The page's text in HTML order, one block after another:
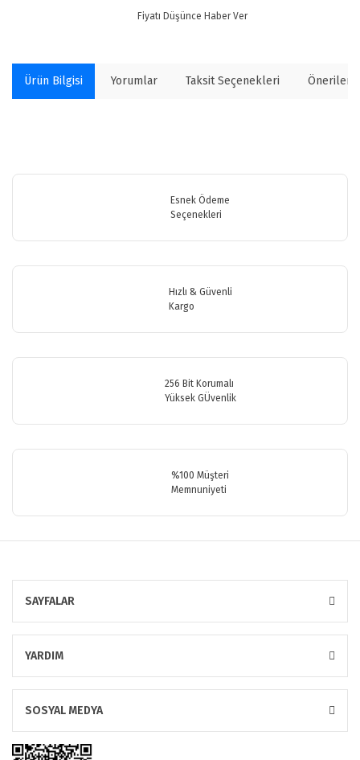
Fiyatı Düşünce Haber Ver
Ürün Bilgisi Yorumlar Taksit Seçenekleri
Bu ürüne ilk yorumu siz yapın!
Görüş ve önerileriniz için teşekkür ederiz.
Ürün resmi kalitesiz, bozuk veya görüntülenemiyor.
Ürün fiyatı diğer sitelerden daha pahalı.
Esnek Ödeme
Seçenekleri
Hızlı & Güvenli
Kargo
256 Bit Korumalı
Yüksek GÜvenlik
%100 Müşteri
Memnuniyeti
SAYFALAR
YARDIM
SOSYAL MEDYA